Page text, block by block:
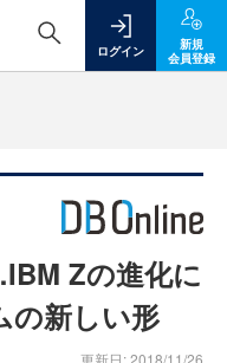
ログイン
新規
会員登録
Zの進化に
の新しい形
更新日: 2018/11/26